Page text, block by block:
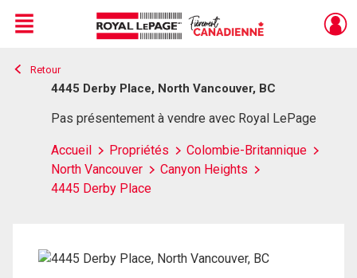
Live
En Direct
Menu
Retour
4445 Derby Place, North Vancouver, BC
Pas présentement à vendre avec Royal LePage
Accueil Propriétés
Colombie-Britannique
North Vancouver
Canyon Heights
4445 Derby Place